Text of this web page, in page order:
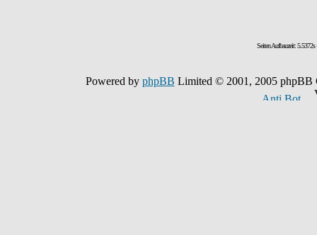
Seiten Aufbauzeit:
Powered by phpBB Limited © 2001, 2005 phpBB